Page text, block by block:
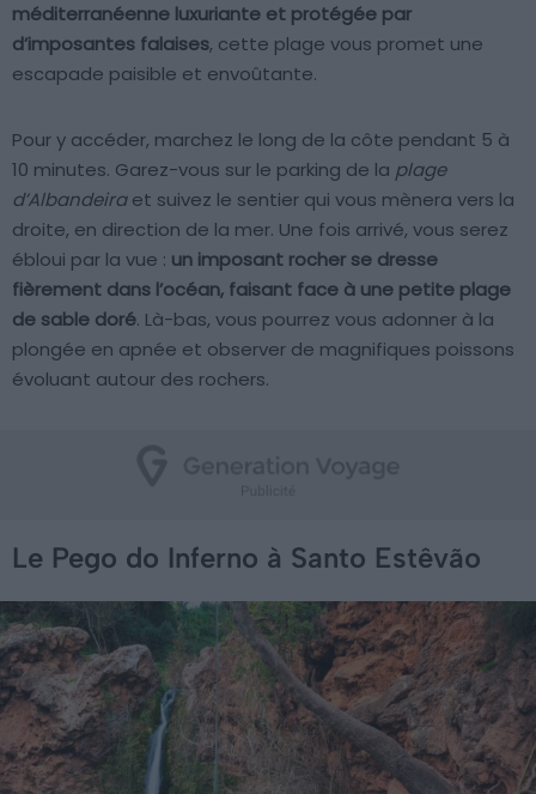
méditerranéenne luxuriante et protégée par
d’imposantes falaises, cette plage vous promet une
escapade paisible et envoûtante.
Pour y accéder, marchez le long de la côte pendant 5 à
10 minutes. Garez-vous sur le parking de la plage
d’Albandeiraet suivez le sentier qui vous mènera vers la
droite, en direction de la mer. Une fois arrivé, vous serez
ébloui par la vue : un imposant rocher se dresse
fièrement dans l’océan, faisant face à une petite plage
de sable doré. Là-bas, vous pourrez vous adonner à la
plongée en apnée et observer de magnifiques poissons
évoluant autour des rochers.
Le Pego do Inferno à Santo Estêvão